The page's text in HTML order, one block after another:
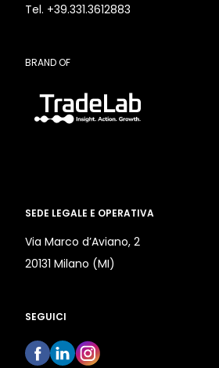
Tel. +39.331.3612883
BRAND OF
SEDE LEGALE E OPERATIVA
Via Marco d’Aviano, 2
20131 Milano (MI)
SEGUICI